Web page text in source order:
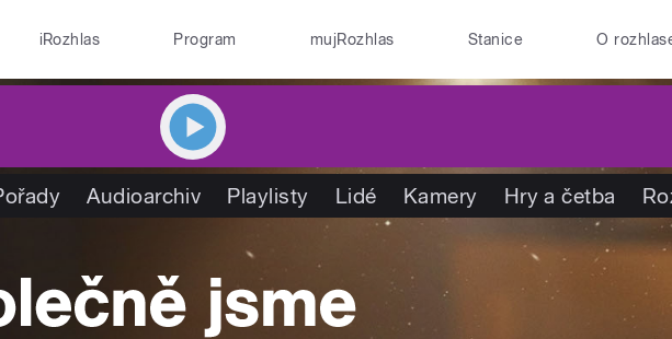
iRozhlas Program mujRozhlas Stanice O
Audioarchiv Playlisty Lidé Kamery Hry a četba